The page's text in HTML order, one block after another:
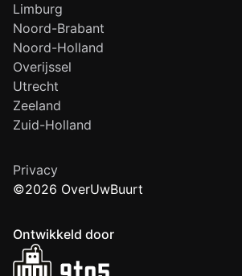
Limburg
Noord-Brabant
Noord-Holland
Overijssel
Utrecht
Zeeland
Zuid-Holland
Privacy
©2026 OverUwBuurt
Ontwikkeld door